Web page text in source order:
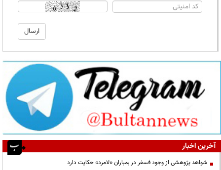
آخرین اخبار
شواهد پژوهشی از وجود فسفر در بمباران «لامرد» حکایت دارد